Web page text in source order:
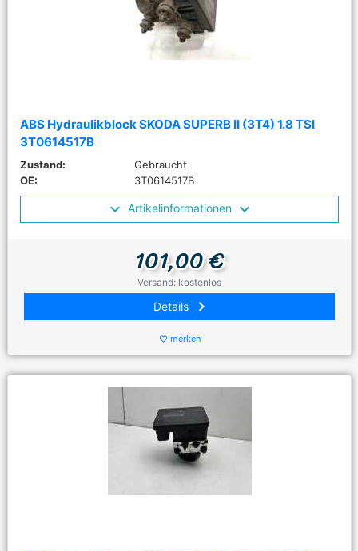
ABS Hydraulikblock SKODA SUPERB II (3T4) 1.8 TSI
3T0614517B
Zustand:
Gebraucht
OE:
3T0614517B
Artikelinformationen
101,00 €
Versand: kostenlos
Details keyboard_arrow_right
favorite_border merken